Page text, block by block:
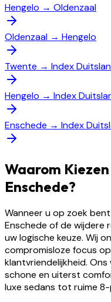
Hengelo → Oldenzaal
Oldenzaal → Hengelo
Twente → Index
Hengelo → Index
Enschede → Index
Waarom
Enschede?
Wanneer u op zoek
Enschede of de wijdere
uw logische keuze. Wij
compromisloze focus
klantvriendelijkheid.
schone en uiterst
luxe sedans tot ruime